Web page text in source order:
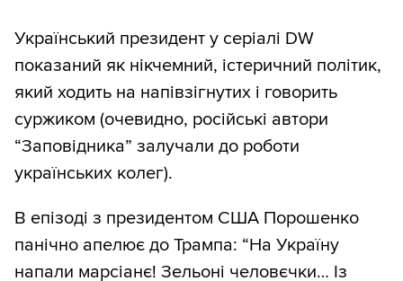
Український президент у серіалі DW
показаний як нікчемний, істеричний політик,
який ходить на напівзігнутих і говорить
суржиком (очевидно, російські автори
“Заповідника” залучали до роботи
українських колег).
В епізоді з президентом США Порошенко
панічно апелює до Трампа: “На Україну
напали марсіанє! Зельоні человєчки… Із